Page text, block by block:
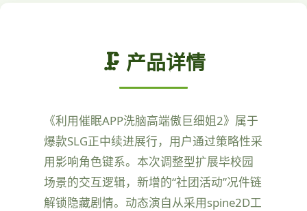
🗜️ 产品详情
《利用催眠APP洗脑高端傲巨细姐2》属于
爆款SLG正中续进展行，用户通过策略性采
用影响角色键系。本次调整型扩展毕校园
场景的交互逻辑，新增的“社团活动”况件链
解锁隐藏剧情。动态演自从采用spine2D工